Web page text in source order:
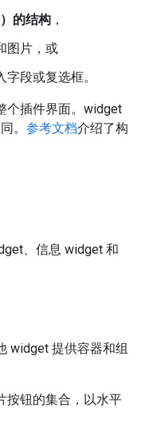
的结构 ，
图片，或
字段或复选框。
个插件界面。widget
。 参考文档介绍了构
、信息 widget 和
widget 提供容器和组
按钮的集合，以水平